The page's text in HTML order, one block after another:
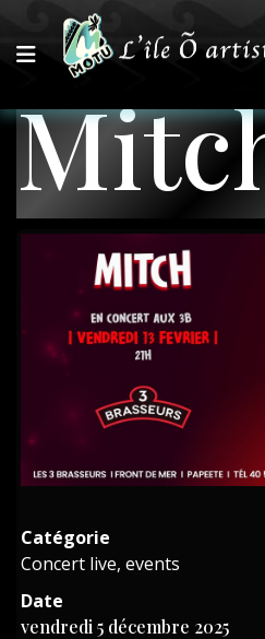
Catégorie
Concert live, events
Date
vendredi 5 décembre 2025